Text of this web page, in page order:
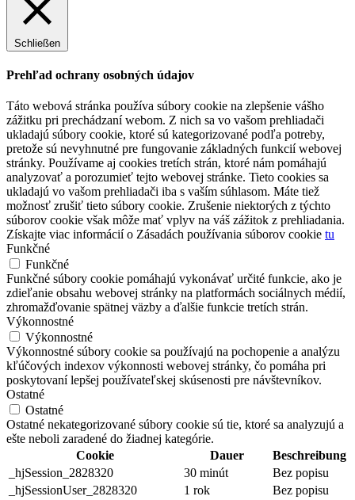
Schließen
Prehľad ochrany osobných údajov
Táto webová stránka používa súbory cookie na zlepšenie vášho
zážitku pri prechádzaní webom. Z nich sa vo vašom prehliadači
ukladajú súbory cookie, ktoré sú kategorizované podľa potreby,
pretože sú nevyhnutné pre fungovanie základných funkcií webovej
stránky. Používame aj cookies tretích strán, ktoré nám pomáhajú
analyzovať a porozumieť tejto webovej stránke. Tieto cookies sa
ukladajú vo vašom prehliadači iba s vaším súhlasom. Máte tiež
možnosť zrušiť tieto súbory cookie. Zrušenie niektorých z týchto
súborov cookie však môže mať vplyv na váš zážitok z prehliadania.
Získajte viac informácií o Zásadách používania súborov cookie tu
Funkčné
Funkčné
Funkčné súbory cookie pomáhajú vykonávať určité funkcie, ako je
zdieľanie obsahu webovej stránky na platformách sociálnych médií,
zhromažďovanie spätnej väzby a ďalšie funkcie tretích strán.
Výkonnostné
Výkonnostné
Výkonnostné súbory cookie sa používajú na pochopenie a analýzu
kľúčových indexov výkonnosti webovej stránky, čo pomáha pri
poskytovaní lepšej používateľskej skúsenosti pre návštevníkov.
Ostatné
Ostatné
Ostatné nekategorizované súbory cookie sú tie, ktoré sa analyzujú a
ešte neboli zaradené do žiadnej kategórie.
Cookie
Dauer
Beschreibung
_hjSession_2828320
30 minút
Bez popisu
_hjSessionUser_2828320
1 rok
Bez popisu